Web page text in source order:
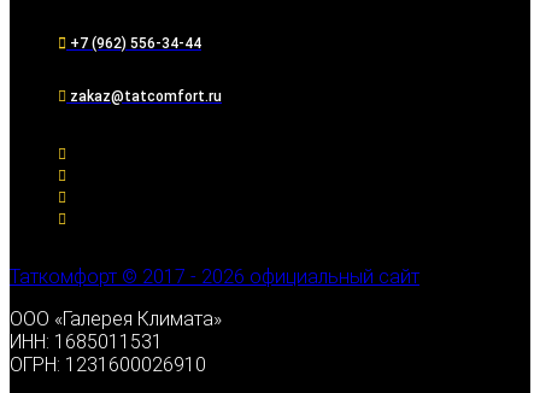
+7 (962) 556-34-44
zakaz@tatcomfort.ru
Таткомфорт © 2017 - 2026 официальный сайт
ООО «Галерея Климата»
ИНН: 1685011531
ОГРН: 1231600026910